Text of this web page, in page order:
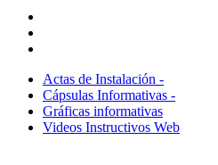
Actas de Instalación -
Cápsulas Informativas -
Gráficas informativas
Videos Instructivos Web